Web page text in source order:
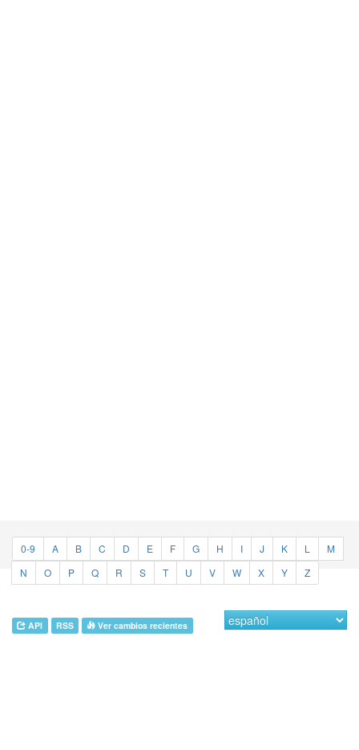
0-9 A B C D E F G H I J K L
M
N
O P Q R S T U V W X Y Z
API RSS Ver cambios recientes